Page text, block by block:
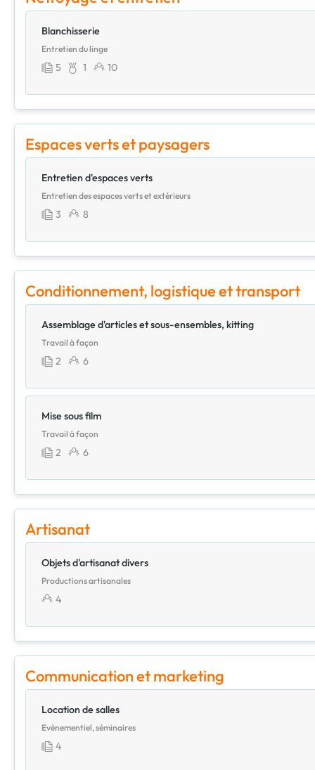
Blanchisserie
Entretien du linge
5 1 10
Espaces verts et paysagers
Entretien d'espaces verts
Entretien des espaces verts et extérieurs
3 8
Conditionnement, logistique et transport
Assemblage d'articles et sous-ensembles, kitting
Travail à façon
2 6
Mise sous film
Travail à façon
2 6
Artisanat
Objets d'artisanat divers
Productions artisanales
4
Communication et marketing
Location de salles
Evènementiel, séminaires
4